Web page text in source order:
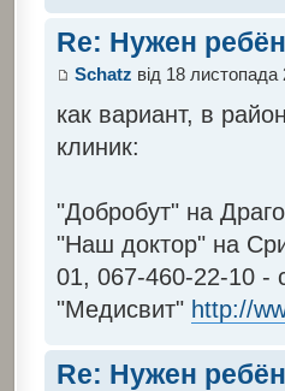
Re: Нужен
Schatz від 18 листопада
как вариант, в
клиник:
"Добробут" на
"Наш доктор" на
01, 067-460-22-10 -
"Медисвит" http://
Re: Нужен